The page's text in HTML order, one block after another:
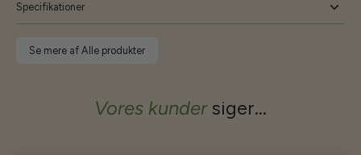
Specifikationer
Se mere af Alle produkter
Vores kundersiger...